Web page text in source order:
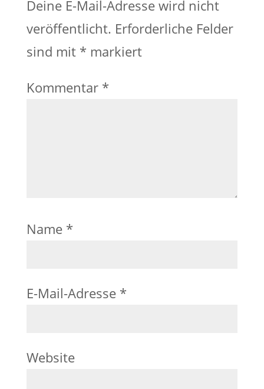
Deine E-Mail-Adresse wird nicht
veröffentlicht. Erforderliche Felder
sind mit * markiert
Kommentar *
Name *
E-Mail-Adresse *
Website